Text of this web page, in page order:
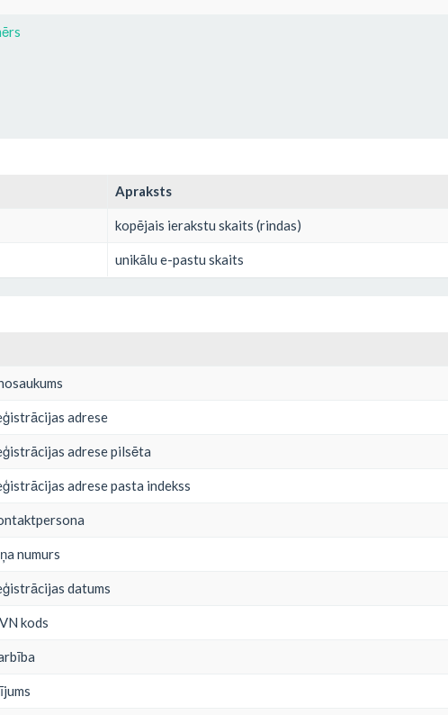
Apraksts
kopējais ierakstu skaits (rindas)
unikālu e-pastu skaits
adrese
adrese pilsēta
adrese pasta indekss
numurs
datums
kods